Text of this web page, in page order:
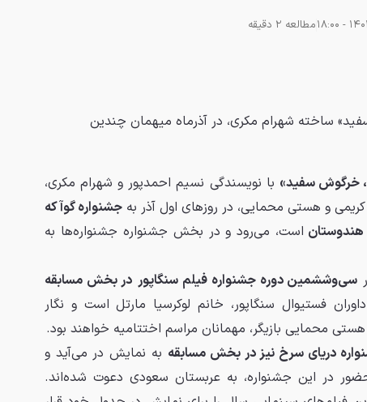
مطالعه 2 دقیقه
ساخته شهرام مکری، در آذرماه میهمان چندین
خرگوش سفید» با نویسندگی نسیم احمدپور و شهرام مکری،
کریمی و هستی محمایی، در روزهای اول آذر بهجشنواره گوآ که
هندوستان است، می‌رود و در بخش جشنواره جشنواره‌ها به
سی‌وششمین دوره جشنواره فیلم سنگاپور در بخش مسابقه
فستیوال سنگاپور، خانم لوکرسیا مارتل است و نگار
هستی محمایی بازیگر، مهمانان مراسم اختتامیه خواهند بود.
دریای سرخ نیز در بخش مسابقه به نمایش در می‌آید و
در این جشنواره، به عربستان سعودی دعوت شده‌اند.